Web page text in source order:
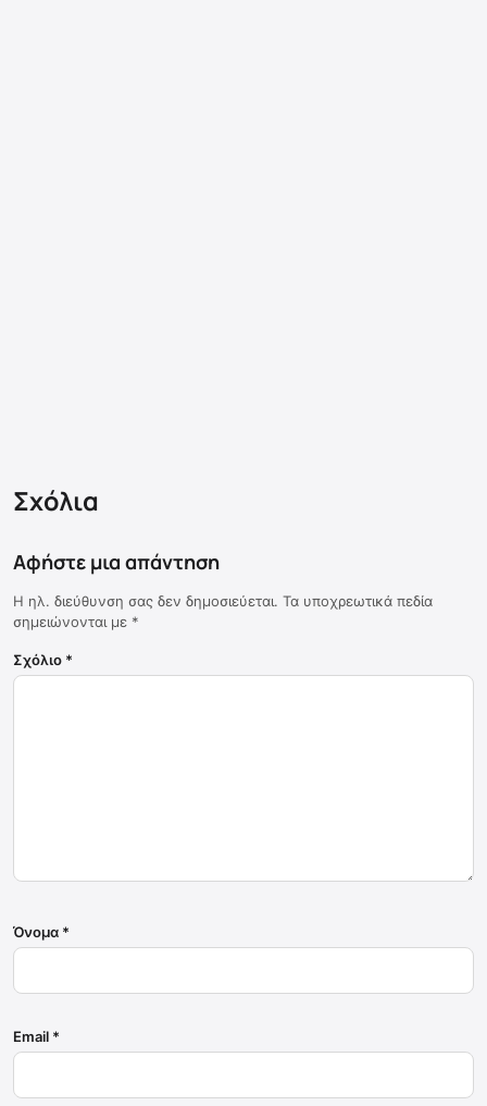
Σχόλια
Αφήστε μια απάντηση
Η ηλ. διεύθυνση σας δεν δημοσιεύεται. Τα υποχρεωτικά πεδία
σημειώνονται με *
Σχόλιο *
Όνομα *
Email *